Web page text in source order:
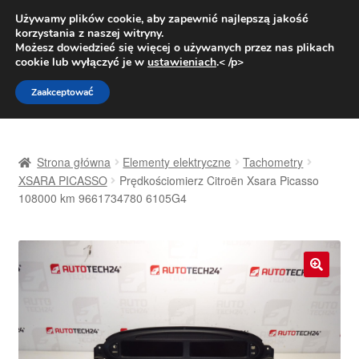
DOSTAWA od 31 zł
Pn.-pt. 9:00-16:00800 003 167
Przejdź
do
nawigacji
Przejdź
do
treści
Dostawa
Kontakt
Strona główna Elementy elektryczne
Tachometry
XSARA PICASSO
Prędkościomierz Citroën Xsara Picasso
108000 km 9661734780 6105G4
Używamy plików cookie, aby zapewnić najlepszą jakość
korzystania z naszej witryny.
Możesz dowiedzieć się więcej o używanych przez nas plikach
cookie lub wyłączyć je w ustawieniach.< /p>
Zaakceptować